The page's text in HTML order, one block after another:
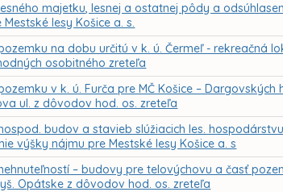
majetku, lesnej a ostatnej pôdy a
lesy Košice a. s.
na dobu určitú v k. ú. Čermeľ - rekreačná
osobitného zreteľa
v k. ú. Furča pre MČ Košice –
ul. z dôvodov hod. os. zreteľa
budov a stavieb slúžiacich les.
výšky nájmu pre Mestské lesy Košice a. s
– budovy pre telovýchovu a časť
Opátske z dôvodov hod. os. zreteľa